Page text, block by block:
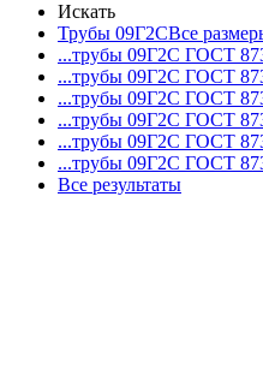
Искать
Трубы 09Г2СВсе
...трубы 09Г2С ГОСТ
...трубы 09Г2С ГОСТ
...трубы 09Г2С ГОСТ
...трубы 09Г2С ГОСТ
...трубы 09Г2С ГОСТ
...трубы 09Г2С ГОСТ
Все результаты